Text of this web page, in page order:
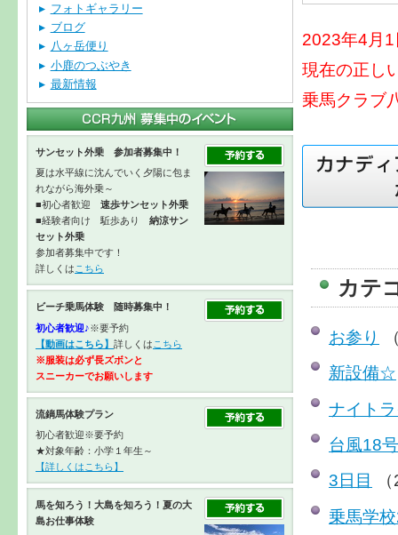
2023年4月
現在の正し
乗馬クラブ
カテ
お参り
新設備☆
ナイト
台風18号
3日目
乗馬学
フォトギャラリー
ブログ
八ヶ岳便り
小鹿のつぶやき
最新情報
サンセット外乗 参加者募集中！
夏は水平線に沈んでいく夕陽に包ま
れながら海外乗～
■初心者歓迎 速歩サンセット外乗
■経験者向け 駈歩あり 納涼サン
セット外乗
参加者募集中です！
詳しくは こちら
ビーチ乗馬体験 随時募集中！
初心者歓迎♪※要予約
【動画はこちら】 詳しくは こちら
※服装は必ず長ズボンと
スニーカーでお願いします
流鏑馬体験プラン
初心者歓迎※要予約
★対象年齢：小学１年生～
【詳しくはこちら】
馬を知ろう！大島を知ろう！夏の大
島お仕事体験